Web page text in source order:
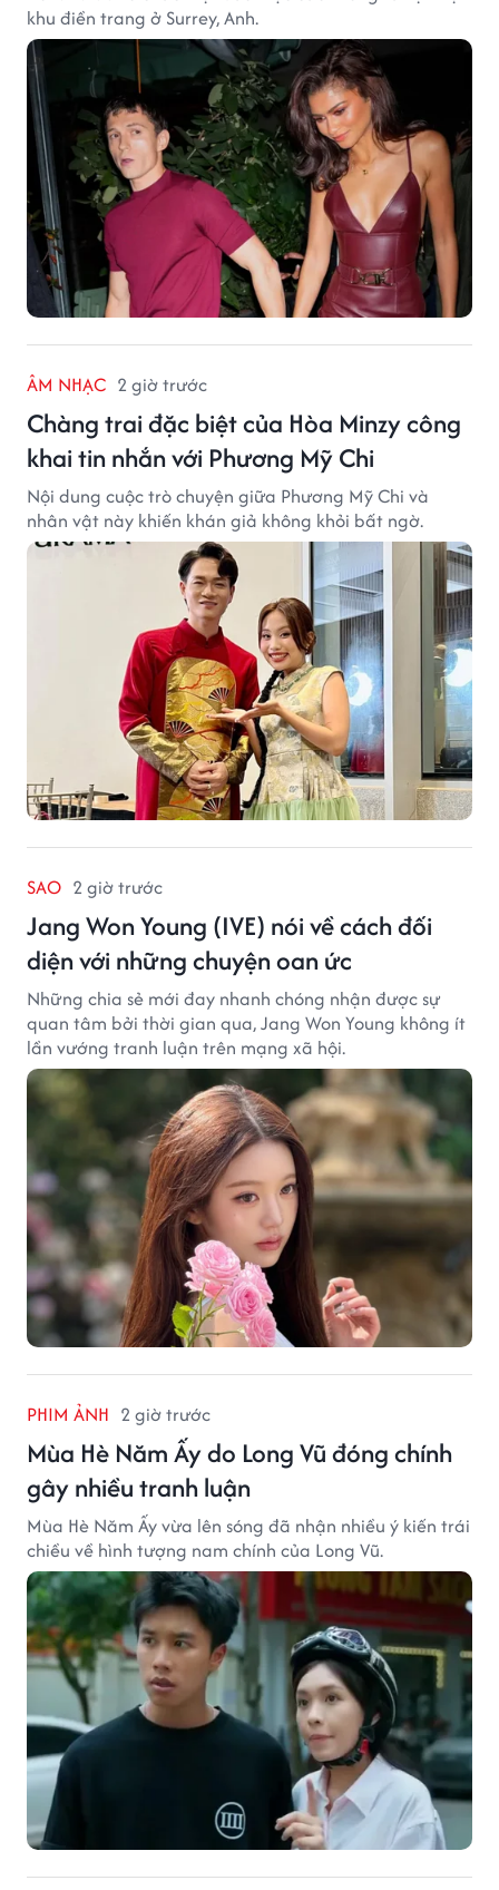
khu điền trang ở Surrey, Anh.
ÂM NHẠC 2 giờ trước
Chàng trai đặc biệt của Hòa Minzy công
khai tin nhắn với Phương Mỹ Chi
Nội dung cuộc trò chuyện giữa Phương Mỹ Chi và
nhân vật này khiến khán giả không khỏi bất ngờ.
SAO 2 giờ trước
Jang Won Young (IVE) nói về cách đối
diện với những chuyện oan ức
Những chia sẻ mới đay nhanh chóng nhận được sự
quan tâm bởi thời gian qua, Jang Won Young không ít
lần vướng tranh luận trên mạng xã hội.
PHIM ẢNH 2 giờ trước
Mùa Hè Năm Ấy do Long Vũ đóng chính
gây nhiều tranh luận
Mùa Hè Năm Ấy vừa lên sóng đã nhận nhiều ý kiến trái
chiều về hình tượng nam chính của Long Vũ.